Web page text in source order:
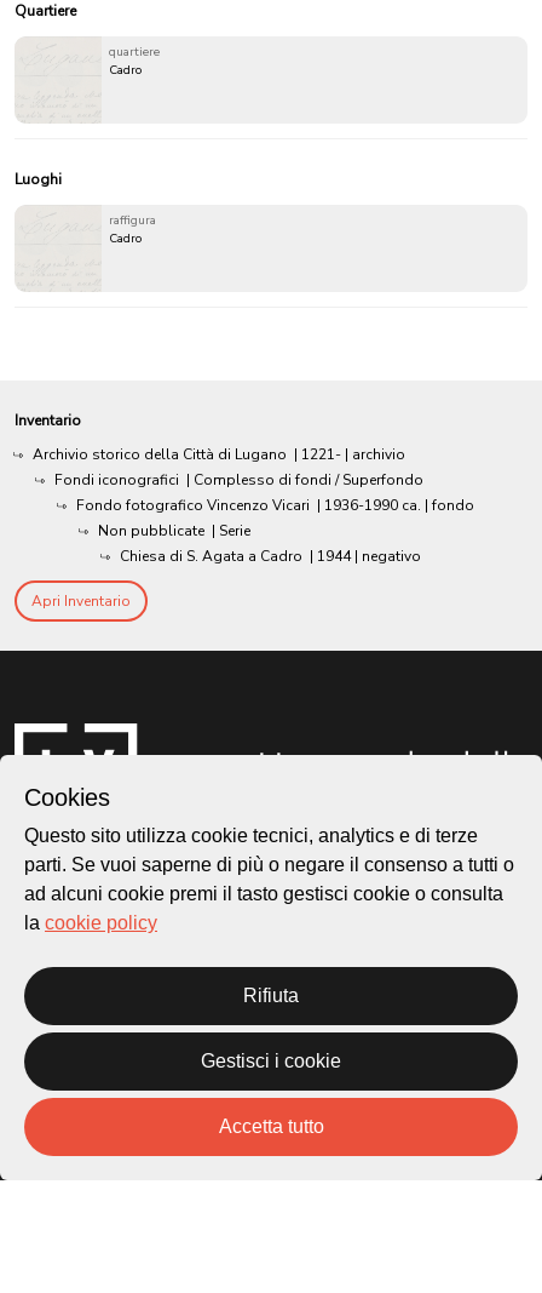
Quartiere
quartiere
Cadro
Luoghi
raffigura
Cadro
Inventario
Archivio storico della Città di Lugano | 1221- | archivio
Fondi iconografici | Complesso di fondi / Superfondo
Fondo fotografico Vincenzo Vicari | 1936-1990 ca. | fondo
Non pubblicate | Serie
Chiesa di S. Agata a Cadro | 1944 | negativo
Apri Inventario
Piazza Carlo Cattaneo 1
Archivio Lugano © 2026
Per informazioni:
patrimonio@lugano.ch
Cookies
Questo sito utilizza cookie tecnici, analytics e di terze
parti. Se vuoi saperne di più o negare il consenso a tutti o
ad alcuni cookie premi il tasto gestisci cookie o consulta
la cookie policy
Rifiuta
Gestisci i cookie
Accetta tutto